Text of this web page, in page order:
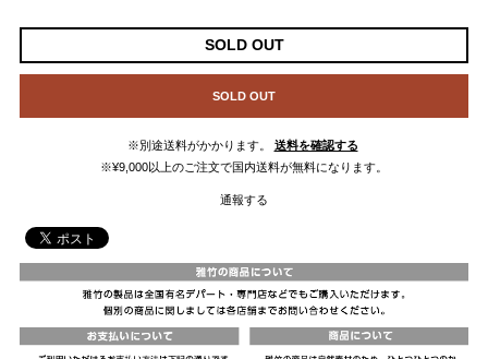
SOLD OUT
SOLD OUT
※別途送料がかかります。
送料を確認する
※¥9,000以上のご注文で国内送料が無料になります。
通報する